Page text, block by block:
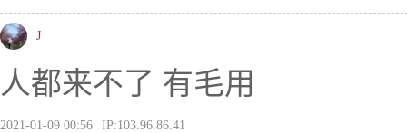
J
人都来不了 有毛用
2021-01-09 00:56 IP:103.96.86.41